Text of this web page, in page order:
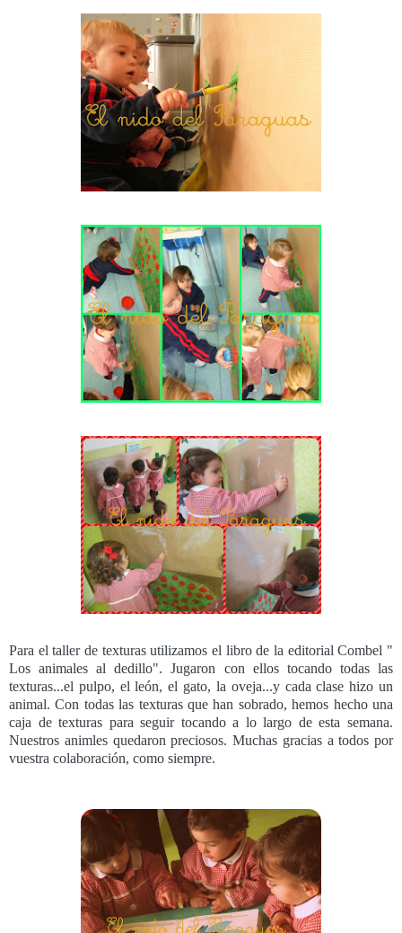
Para el taller de texturas utilizamos el libro de la editorial Combel "
Los animales al dedillo". Jugaron con ellos tocando todas las
texturas...el pulpo, el león, el gato, la oveja...y cada clase hizo un
animal. Con todas las texturas que han sobrado, hemos hecho una
caja de texturas para seguir tocando a lo largo de esta semana.
Nuestros animles quedaron preciosos. Muchas gracias a todos por
vuestra colaboración, como siempre.